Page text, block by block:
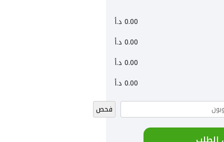
0.00 د.أ
0.00 د.أ
0.00 د.أ
0.00 د.أ
فحص